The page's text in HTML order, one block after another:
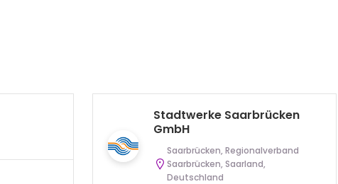
Stadtwerke Saarbrücken
GmbH
Saarbrücken, Regionalverband
Saarbrücken, Saarland,
Deutschland